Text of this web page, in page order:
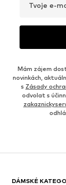
Tvoje e-
Mám zájem
novinkách,
s Zásady
odvolat s
DÁMSKÉ